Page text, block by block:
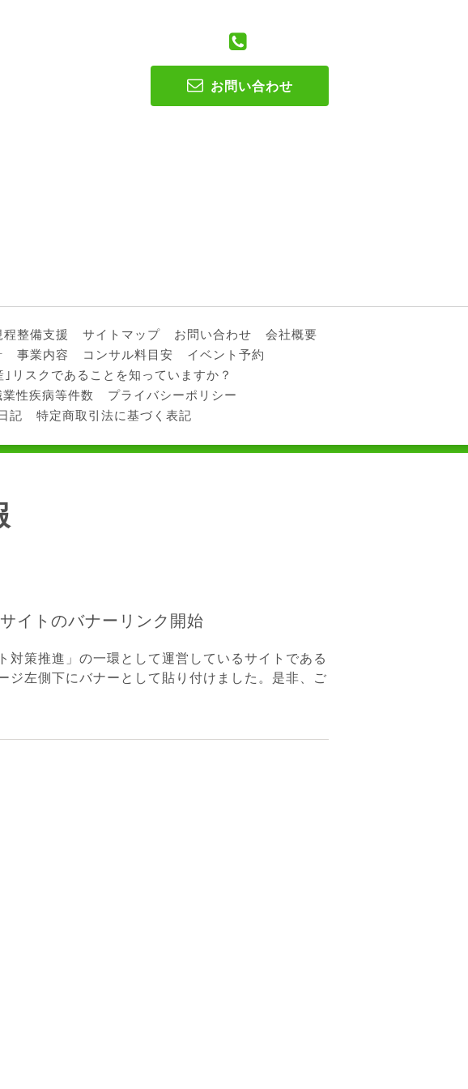
お問い合わせ
整備支援 サイトマップ お問い合わせ
会社概要
事業内容 コンサル料目安
イベント予約
リスクであることを知っていますか？
性疾病等件数
プライバシーポリシー
記 特定商取引法に基づく表記
イトのバナーリンク開始
策推進」の一環として運営しているサイトである
ジ左側下にバナーとして貼り付けました。是非、ご